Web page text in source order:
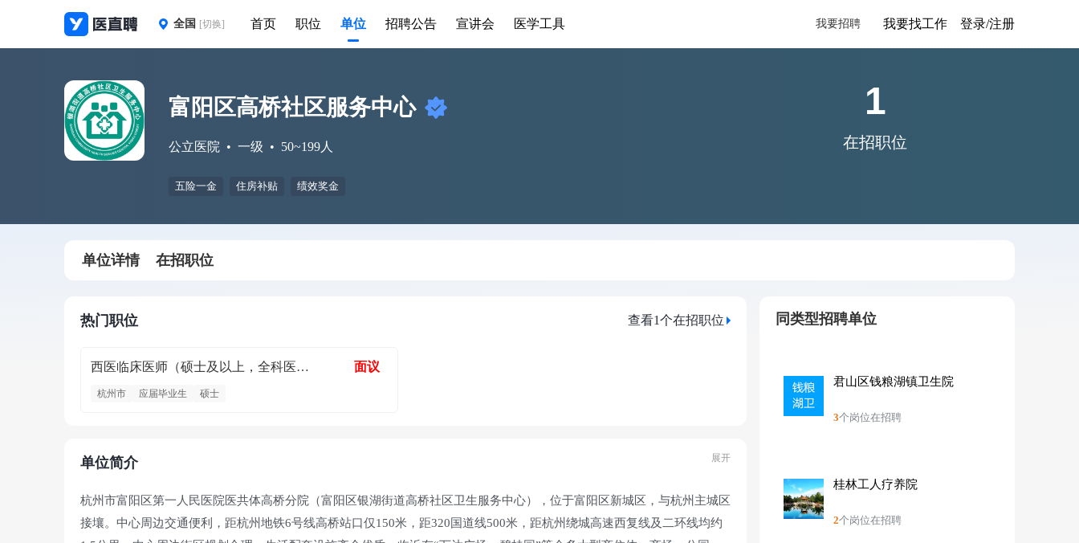
全国 [切换] 首页 职位 单位 招聘公告 宣讲会 医学工具 我要招聘 我要找工作 登录/注册
富阳区高桥社区服务中心
公立医院 一级 50~199人
五险一金 住房补贴 绩效奖金
1
在招职位
单位详情 在招职位
热门职位 查看1个在招职位
西医临床医师（硕士及以上，全科医学、内科学优先） 面议
杭州市 应届毕业生 硕士
单位简介
杭州市富阳区第一人民医院医共体高桥分院（富阳区银湖街道高桥社区卫生服务中心），位于富阳区新城区，与杭州主城区
接壤。中心周边交通便利，距杭州地铁6号线高桥站口仅150米，距320国道线500米，距杭州绕城高速西复线及二环线均约
同类型招聘单位
君山区钱粮湖镇卫生院
3个岗位在招聘
桂林工人疗养院
2个岗位在招聘